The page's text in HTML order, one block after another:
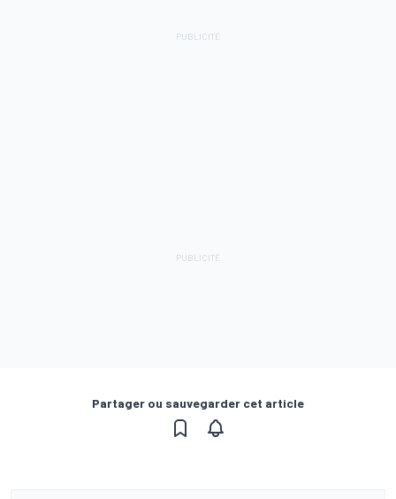
Partager ou sauvegarder cet article